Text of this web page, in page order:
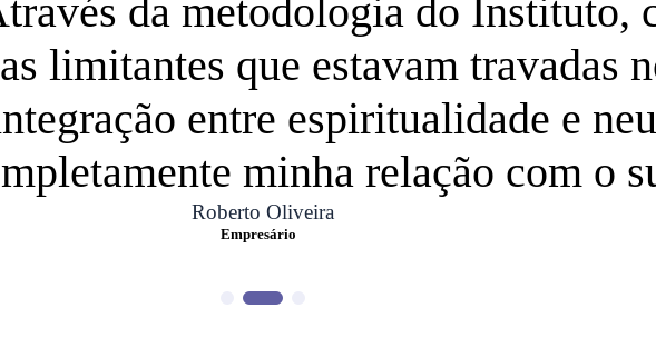
da metodologia do Instituto,
limitantes que estavam travadas
entre espiritualidade e
minha relação com o
Roberto Oliveira
Empresário